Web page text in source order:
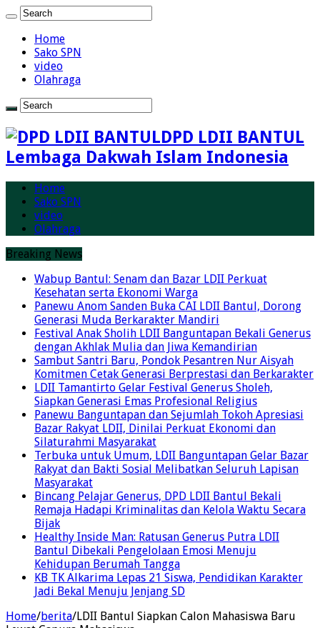
Home
Sako SPN
video
Olahraga
DPD LDII BANTUL
Lembaga Dakwah Islam Indonesia
Home
Sako SPN
video
Olahraga
Breaking News
Wabup Bantul: Senam dan Bazar LDII Perkuat
Kesehatan serta Ekonomi Warga
Panewu Anom Sanden Buka CAI LDII Bantul, Dorong
Generasi Muda Berkarakter Mandiri
Festival Anak Sholih LDII Banguntapan Bekali Generus
dengan Akhlak Mulia dan Jiwa Kemandirian
Sambut Santri Baru, Pondok Pesantren Nur Aisyah
Komitmen Cetak Generasi Berprestasi dan Berkarakter
LDII Tamantirto Gelar Festival Generus Sholeh,
Siapkan Generasi Emas Profesional Religius
Panewu Banguntapan dan Sejumlah Tokoh Apresiasi
Bazar Rakyat LDII, Dinilai Perkuat Ekonomi dan
Silaturahmi Masyarakat
Terbuka untuk Umum, LDII Banguntapan Gelar Bazar
Rakyat dan Bakti Sosial Melibatkan Seluruh Lapisan
Masyarakat
Bincang Pelajar Generus, DPD LDII Bantul Bekali
Remaja Hadapi Kriminalitas dan Kelola Waktu Secara
Bijak
Healthy Inside Man: Ratusan Generus Putra LDII
Bantul Dibekali Pengelolaan Emosi Menuju
Kehidupan Berumah Tangga
KB TK Alkarima Lepas 21 Siswa, Pendidikan Karakter
Jadi Bekal Menuju Jenjang SD
Home/berita/LDII Bantul Siapkan Calon Mahasiswa Baru